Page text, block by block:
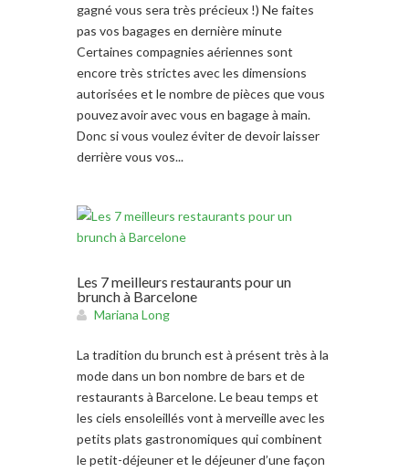
gagné vous sera très précieux !) Ne faites
pas vos bagages en dernière minute
Certaines compagnies aériennes sont
encore très strictes avec les dimensions
autorisées et le nombre de pièces que vous
pouvez avoir avec vous en bagage à main.
Donc si vous voulez éviter de devoir laisser
derrière vous vos...
Les 7 meilleurs restaurants pour un
brunch à Barcelone
Mariana Long
La tradition du brunch est à présent très à la
mode dans un bon nombre de bars et de
restaurants à Barcelone. Le beau temps et
les ciels ensoleillés vont à merveille avec les
petits plats gastronomiques qui combinent
le petit-déjeuner et le déjeuner d’une façon